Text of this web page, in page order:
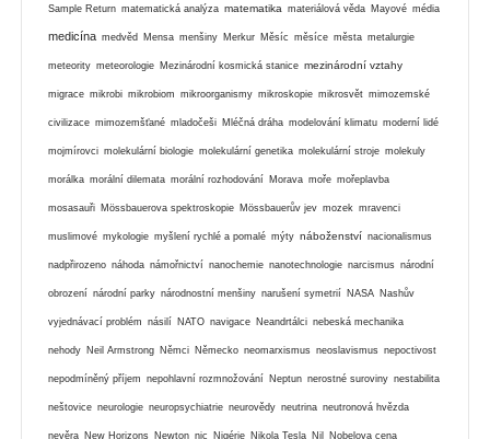
Sample Return matematická analýza matematika materiálová věda Mayové média
medicína medvěd Mensa menšiny Merkur Měsíc měsíce města metalurgie
meteority meteorologie Mezinárodní kosmická stanice mezinárodní vztahy
migrace mikrobi mikrobiom mikroorganismy mikroskopie mikrosvět mimozemské
civilizace mimozemšťané mladočeši Mléčná dráha modelování klimatu moderní lidé
mojmírovci molekulární biologie molekulární genetika molekulární stroje molekuly
morálka morální dilemata morální rozhodování Morava moře mořeplavba
mosasauři Mössbauerova spektroskopie Mössbauerův jev mozek mravenci
muslimové mykologie myšlení rychlé a pomalé mýty náboženství nacionalismus
nadpřirozeno náhoda námořnictví nanochemie nanotechnologie narcismus národní
obrození národní parky národnostní menšiny narušení symetrií NASA Nashův
vyjednávací problém násilí NATO navigace Neandrtálci nebeská mechanika
nehody Neil Armstrong Němci Německo neomarxismus neoslavismus nepoctivost
nepodmíněný příjem nepohlavní rozmnožování Neptun nerostné suroviny nestabilita
neštovice neurologie neuropsychiatrie neurovědy neutrina neutronová hvězda
nevěra New Horizons Newton nic Nigérie Nikola Tesla Nil Nobelova cena